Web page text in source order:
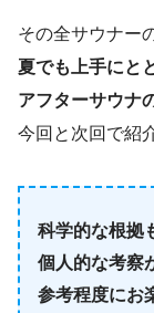
その全サウナー
夏でも上手にと
アフターサウナ
今回と次回で紹
科学的な根拠
個人的な考察
参考程度にお